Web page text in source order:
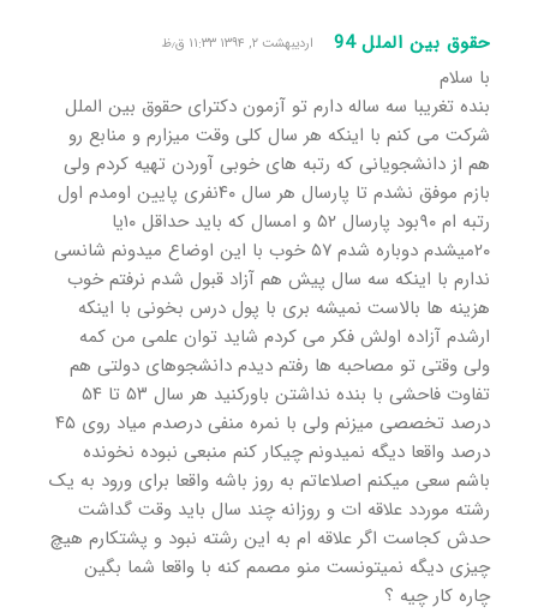
حقوق بین الملل 94 اردیبهشت ۲, ۱۳۹۴ ۱۱:۳۳ ق٫ظ
با سلام
بنده تغریبا سه ساله دارم تو آزمون دکترای حقوق بین الملل
شرکت می کنم با اینکه هر سال کلی وقت میزارم و منابع رو
هم از دانشجویانی که رتبه های خوبی آوردن تهیه کردم ولی
بازم موفق نشدم تا پارسال هر سال ۴۰نفری پایین اومدم اول
رتبه ام ۹۰بود پارسال ۵۲ و امسال که باید حداقل ۱۰یا
۲۰میشدم دوباره شدم ۵۷ خوب با این اوضاع میدونم شانسی
ندارم با اینکه سه سال پیش هم آزاد قبول شدم نرفتم خوب
هزینه ها بالاست نمیشه بری با پول درس بخونی با اینکه
ارشدم آزاده اولش فکر می کردم شاید توان علمی من کمه
ولی وقتی تو مصاحبه ها رفتم دیدم دانشجوهای دولتی هم
تفاوت فاحشی با بنده نداشتن باورکنید هر سال ۵۳ تا ۵۴
درصد تخصصی میزنم ولی با نمره منفی درصدم میاد روی ۴۵
درصد واقعا دیگه نمیدونم چیکار کنم منبعی نبوده نخونده
باشم سعی میکنم اصلاعاتم به روز باشه واقعا برای ورود به یک
رشته موردد علاقه ات و روزانه چند سال باید وقت گداشت
حدش کجاست اگر علاقه ام به این رشته نبود و پشتکارم هیچ
چیزی دیگه نمیتونست منو مصمم کنه با واقعا شما بگین
چاره کار چیه ؟